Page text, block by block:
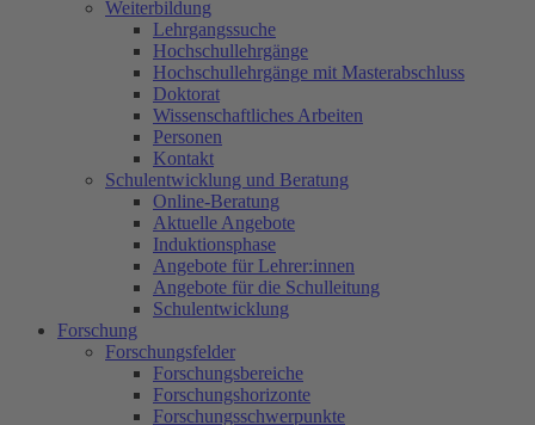
Weiterbildung
Lehrgangssuche
Hochschullehrgänge
Hochschullehrgänge mit Masterabschluss
Doktorat
Wissenschaftliches Arbeiten
Personen
Kontakt
Schulentwicklung und Beratung
Online-Beratung
Aktuelle Angebote
Induktionsphase
Angebote für Lehrer:innen
Angebote für die Schulleitung
Schulentwicklung
Forschung
Forschungsfelder
Forschungsbereiche
Forschungshorizonte
Forschungsschwerpunkte